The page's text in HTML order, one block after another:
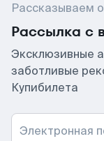
Рассказываем
Рассылка с
Эксклюзивные
заботливые
Купибилета
Электронная